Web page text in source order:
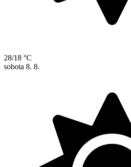
28/18 °C
sobota 8. 8.